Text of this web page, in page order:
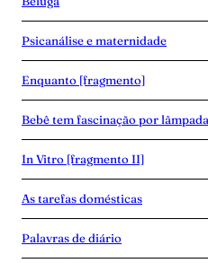
Psicanálise e maternidade
Enquanto [fragmento]
Bebê tem fascinação por
In Vitro [fragmento II]
As tarefas domésticas
Palavras de diário